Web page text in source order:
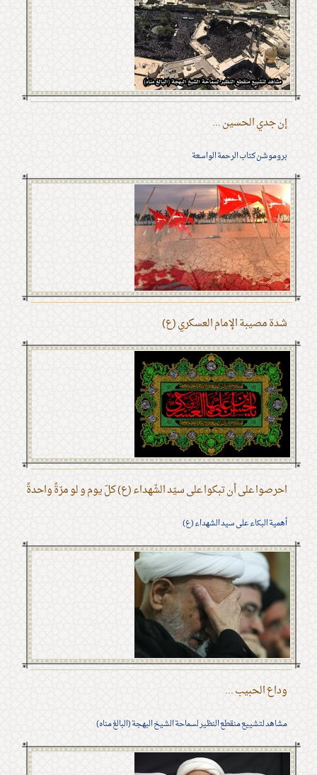
إن جدي الحسين ...
بروموشن كتاب الرحمة الواسعة
شدة مصيبة الإمام العسكري (ع)
احرصوا على أن تبكوا على سيّد الشّهداء (ع) كلّ يوم و لو مرّةً واحدةً
أهمية البكاء على سيد الشهداء (ع)
وداع الحبيب ...
مشاهد لتشييع منقطع النظير لسماحة الشيخ البهجة (البالغ مناه)